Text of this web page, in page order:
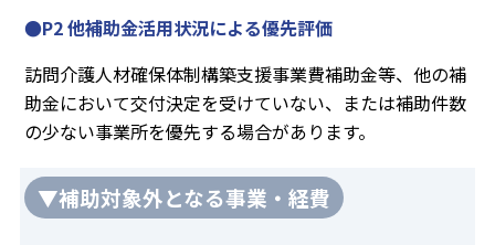
●P2 他補助金活用状況による優先評価
訪問介護人材確保体制構築支援事業費補助金等、他の補
助金において交付決定を受けていない、または補助件数
の少ない事業所を優先する場合があります。
▼補助対象外となる事業・経費